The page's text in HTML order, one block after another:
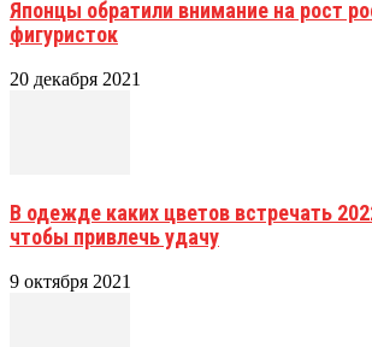
Японцы обратили внимание на рост
фигуристок
20 декабря 2021
В одежде каких цветов встречать
чтобы привлечь удачу
9 октября 2021